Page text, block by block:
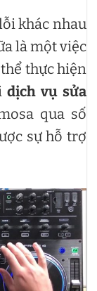
khác nhau
là một việc
thực hiện
dịch vụ sửa
qua số
sự hỗ trợ